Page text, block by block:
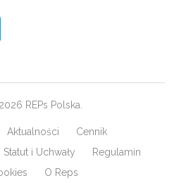
REPs Polska.
Aktualności
Cennik
Statut i Uchwały
Regulamin
O Reps